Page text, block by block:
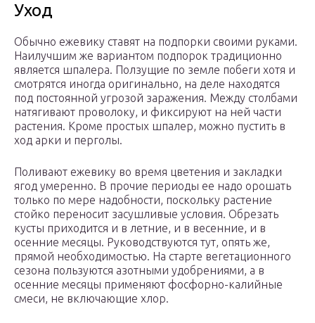
Уход
Обычно ежевику ставят на подпорки своими руками.
Наилучшим же вариантом подпорок традиционно
является шпалера. Ползущие по земле побеги хотя и
смотрятся иногда оригинально, на деле находятся
под постоянной угрозой заражения. Между столбами
натягивают проволоку, и фиксируют на ней части
растения. Кроме простых шпалер, можно пустить в
ход арки и перголы.
Поливают ежевику во время цветения и закладки
ягод умеренно. В прочие периоды ее надо орошать
только по мере надобности, поскольку растение
стойко переносит засушливые условия. Обрезать
кусты приходится и в летние, и в весенние, и в
осенние месяцы. Руководствуются тут, опять же,
прямой необходимостью. На старте вегетационного
сезона пользуются азотными удобрениями, а в
осенние месяцы применяют фосфорно-калийные
смеси, не включающие хлор.